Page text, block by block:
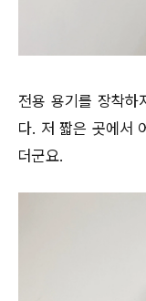
전용 용기를 장착하
다. 저 짧은 곳에서
더군요.